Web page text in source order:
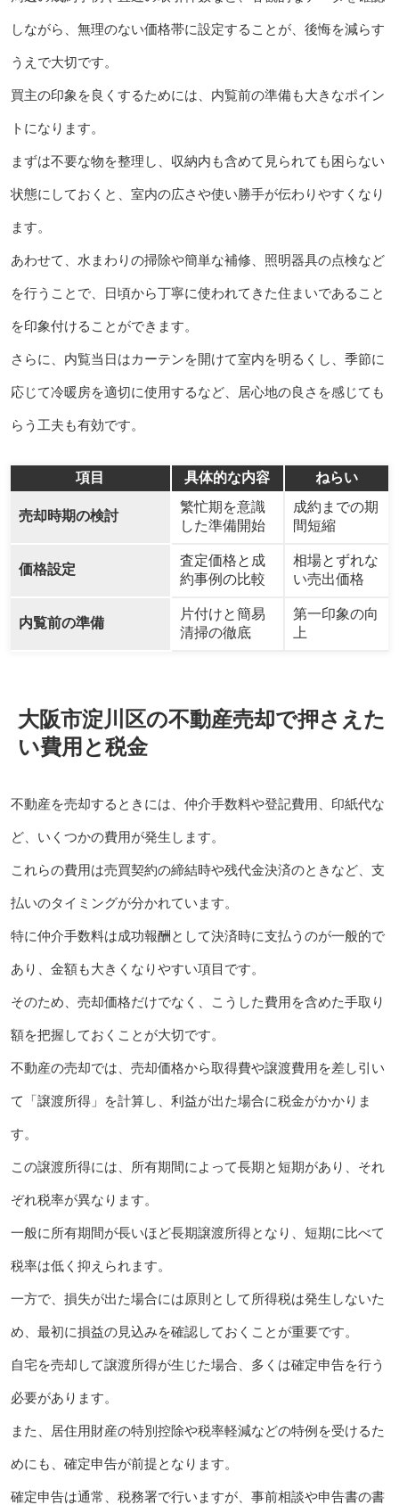
しながら、無理のない価格帯に設定することが、後悔を減らす
うえで大切です。
買主の印象を良くするためには、内覧前の準備も大きなポイン
トになります。
まずは不要な物を整理し、収納内も含めて見られても困らない
状態にしておくと、室内の広さや使い勝手が伝わりやすくなり
ます。
あわせて、水まわりの掃除や簡単な補修、照明器具の点検など
を行うことで、日頃から丁寧に使われてきた住まいであること
を印象付けることができます。
さらに、内覧当日はカーテンを開けて室内を明るくし、季節に
応じて冷暖房を適切に使用するなど、居心地の良さを感じても
らう工夫も有効です。
項目 具体的な内容 ねらい
売却時期の検討
繁忙期を意識
した準備開始
成約までの期
間短縮
価格設定
査定価格と成
約事例の比較
相場とずれな
い売出価格
内覧前の準備
片付けと簡易
清掃の徹底
第一印象の向
上
大阪市淀川区の不動産売却で押さえた
い費用と税金
不動産を売却するときには、仲介手数料や登記費用、印紙代な
ど、いくつかの費用が発生します。
これらの費用は売買契約の締結時や残代金決済のときなど、支
払いのタイミングが分かれています。
特に仲介手数料は成功報酬として決済時に支払うのが一般的で
あり、金額も大きくなりやすい項目です。
そのため、売却価格だけでなく、こうした費用を含めた手取り
額を把握しておくことが大切です。
不動産の売却では、売却価格から取得費や譲渡費用を差し引い
て「譲渡所得」を計算し、利益が出た場合に税金がかかりま
す。
この譲渡所得には、所有期間によって長期と短期があり、それ
ぞれ税率が異なります。
一般に所有期間が長いほど長期譲渡所得となり、短期に比べて
税率は低く抑えられます。
一方で、損失が出た場合には原則として所得税は発生しないた
め、最初に損益の見込みを確認しておくことが重要です。
自宅を売却して譲渡所得が生じた場合、多くは確定申告を行う
必要があります。
また、居住用財産の特別控除や税率軽減などの特例を受けるた
めにも、確定申告が前提となります。
確定申告は通常、税務署で行いますが、事前相談や申告書の書